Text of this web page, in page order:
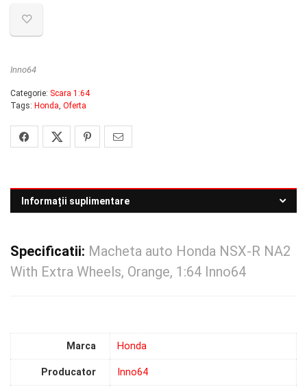
Inno64
Categorie: Scara 1:64
Tags: Honda, Oferta
Informații suplimentare
Specificatii: Macheta auto Honda NSX-R NA2
With Extra Wheels, Orange, 1:64 Inno64
Marca Honda
Producator Inno64